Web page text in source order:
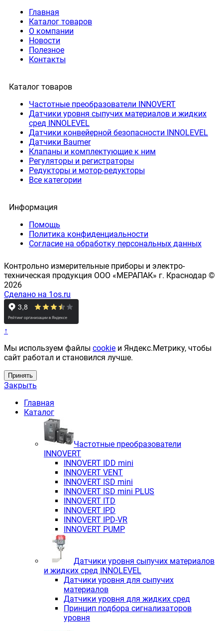
Главная
Каталог товаров
О компании
Новости
Полезное
Контакты
Каталог товаров
Частотные преобразователи INNOVERT
Датчики уровня сыпучих материалов и жидких
сред INNOLEVEL
Датчики конвейерной безопасности INNOLEVEL
Датчики Baumer
Клапаны и комплектующие к ним
Регуляторы и регистраторы
Редукторы и мотор-редукторы
Все категории
Информация
Помощь
Политика конфиденциальности
Согласие на обработку персональных данных
Контрольно измерительные приборы и электро-
техническая продукция ООО «МЕРАПАК» г. Краснодар ©
2026
Сделано на 1os.ru
↑
Мы используем файлы cookie и Яндекс.Метрику, чтобы
сайт работал и становился лучше.
Принять
Закрыть
Главная
Каталог
Частотные преобразователи
INNOVERT
INNOVERT IDD mini
INNOVERT VENT
INNOVERT ISD mini
INNOVERT ISD mini PLUS
INNOVERT ITD
INNOVERT IРD
INNOVERT IРD-VR
INNOVERT PUMP
Датчики уровня сыпучих материалов
и жидких сред INNOLEVEL
Датчики уровня для сыпучих
материалов
Датчики уровня для жидких сред
Принцип подбора сигнализаторов
уровня